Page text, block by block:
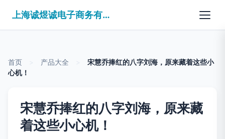
上海诚煜诚电子商务有限公司
首页 产品大全
宋慧乔捧红的八字刘海，原来藏着这些小
心机！
宋慧乔捧红的八字刘海，原来藏
着这些小心机！